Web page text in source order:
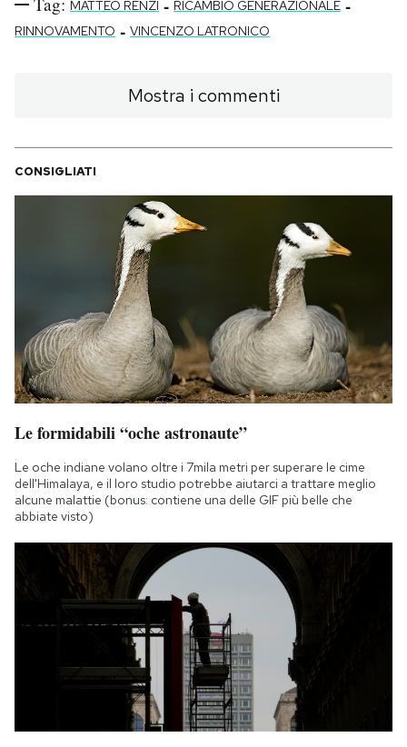
MATTEO RENZI - RICAMBIO GENERAZIONALE -
RINNOVAMENTO - VINCENZO LATRONICO
Mostra i commenti
CONSIGLIATI
Le formidabili “oche astronaute”
Le oche indiane volano oltre i 7mila metri per superare le cime
dell'Himalaya, e il loro studio potrebbe aiutarci a trattare meglio
alcune malattie (bonus: contiene una delle GIF più belle che
abbiate visto)